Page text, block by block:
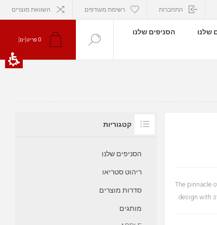
התחברות רשימת מעודפים השוואת מוצרים
שלנו
הסניפים שלנו
0 פריט[ים]
The pinnacle
design with
קטגוריות
הסניפים שלנו
ריהוט סטריאו
סדרות מוצרים
מותגים